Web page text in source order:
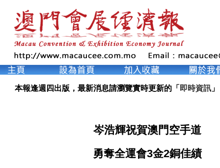
本報逢週四出版，最新消息請瀏覽實時更新的「 即時資訊 」
岑浩輝祝賀澳門空手道
勇奪全運會3金2銅佳績